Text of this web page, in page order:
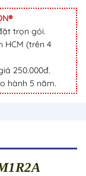
trọn gói.
HCM (trên 4
250.000đ.
hành 5 năm.